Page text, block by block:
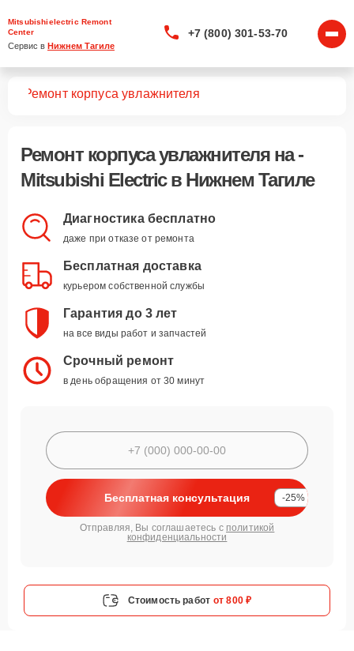
Mitsubishielectric Remont
Center
Сервис в Нижнем Тагиле
+7 (800) 301-53-70
Ремонт корпуса увлажнителя
Ремонт корпуса увлажнителяна -
Mitsubishi Electric в Нижнем Тагиле
Диагностика бесплатно
даже при отказе от ремонта
Бесплатная доставка
курьером собственной службы
Гарантия до 3 лет
на все виды работ и запчастей
Срочный ремонт
в день обращения от 30 минут
Бесплатная консультация -25%
Отправляя, Вы соглашаетесь с политикой
конфиденциальности
Стоимость работ от 800 ₽